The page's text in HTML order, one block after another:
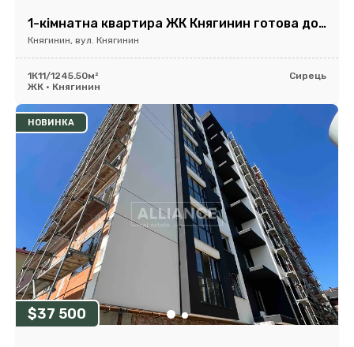
1-кімнатна квартира ЖК Княгинин готова до ремонту
Княгинин, вул. Княгинин
1К11/1245.50м²
Сирець
ЖК • Княгинин
НОВИНКА
$37 500